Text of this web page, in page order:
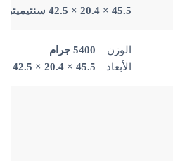
45.5 × 20.4 × 42.5 سنتيميتر
الوزن
5400 جرام
الأبعاد
45.5 × 20.4 × 42.5 سنتيميتر